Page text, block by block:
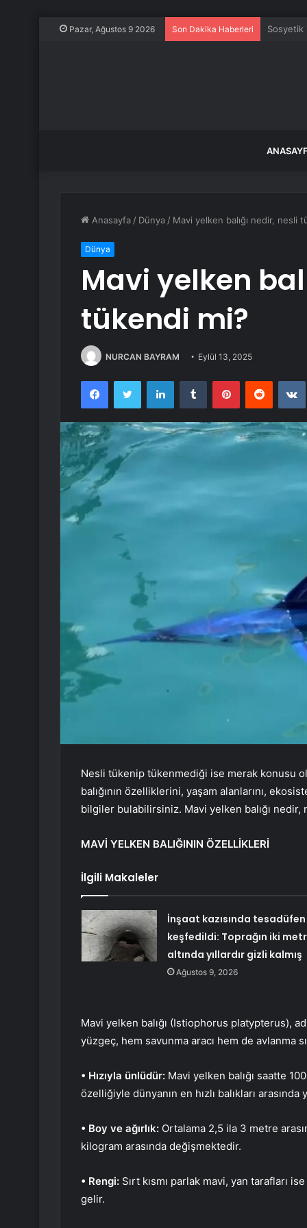
Pazar, Ağustos 9 2026 Son Dakika Haberleri İSKİ,
Anasayfa / Dünya / Mavi yelken balığı nedir, nesli
Dünya
Mavi yelken
tükendi mi?
NURCAN BAYRAM Eylül 13, 2025
FacebookTwitter LinkedInTumblr PinterestReddit
Nesli tükenip tükenmediği ise merak konusu
balığının özelliklerini, yaşam alanlarını,
bilgiler bulabilirsiniz. Mavi yelken balığı nedir,
MAVİ YELKEN BALIĞININ ÖZELLİKLERİ
İlgili Makaleler
İnşaat kazısında tesadüfen
keşfedildi: Toprağın iki
altında yıllardır gizli kalmış
Ağustos 9, 2026
Mavi yelken balığı (Istiophorus platypterus),
yüzgeç, hem savunma aracı hem de avlanma
• Hızıyla ünlüdür: Mavi yelken balığı saatte
özelliğiyle dünyanın en hızlı balıkları arasında
• Boy ve ağırlık: Ortalama 2,5 ila 3 metre
kilogram arasında değişmektedir.
• Rengi: Sırt kısmı parlak mavi, yan tarafları
gelir.